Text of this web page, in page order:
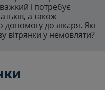
і потребує
а також
до лікаря. Які
вітрянки у немовляти?